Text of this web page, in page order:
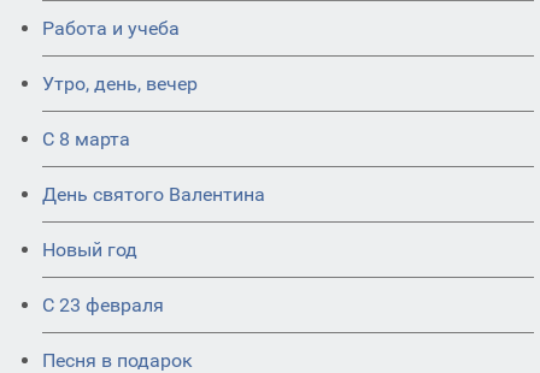
Работа и учеба
Утро, день, вечер
С 8 марта
День святого Валентина
Новый год
С 23 февраля
Песня в подарок